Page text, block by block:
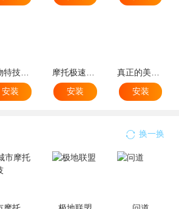
安装
安装
安装
换一换